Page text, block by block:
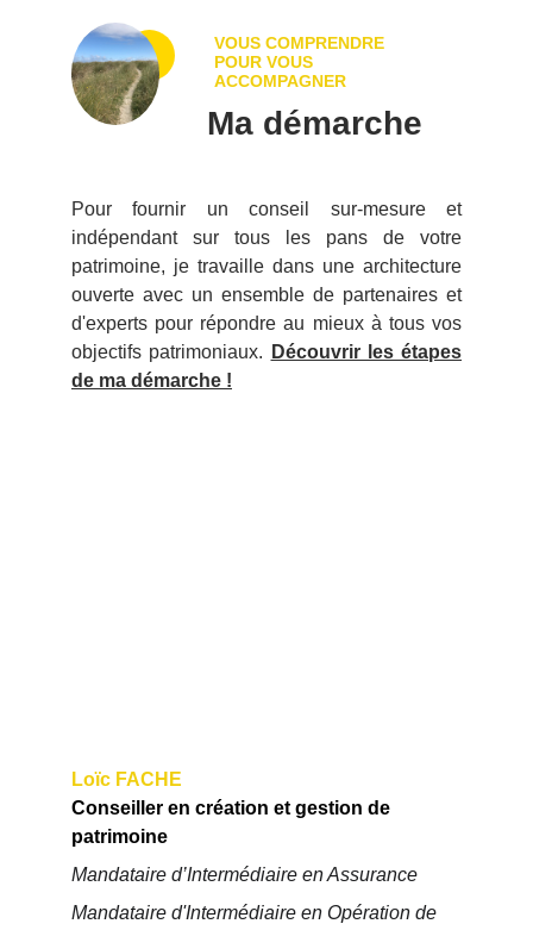
VOUS COMPRENDRE
POUR VOUS
ACCOMPAGNER
Ma démarche
Pour fournir un conseil sur-mesure et
indépendant sur tous les pans de votre
patrimoine, je travaille dans une architecture
ouverte avec un ensemble de partenaires et
d'experts pour répondre au mieux à tous vos
objectifs patrimoniaux.
Découvrir les étapes
de ma démarche !
Loïc FACHE
Conseiller en création et gestion de
patrimoine
Mandataire d’Intermédiaire en Assurance
Mandataire d'Intermédiaire en Opération de